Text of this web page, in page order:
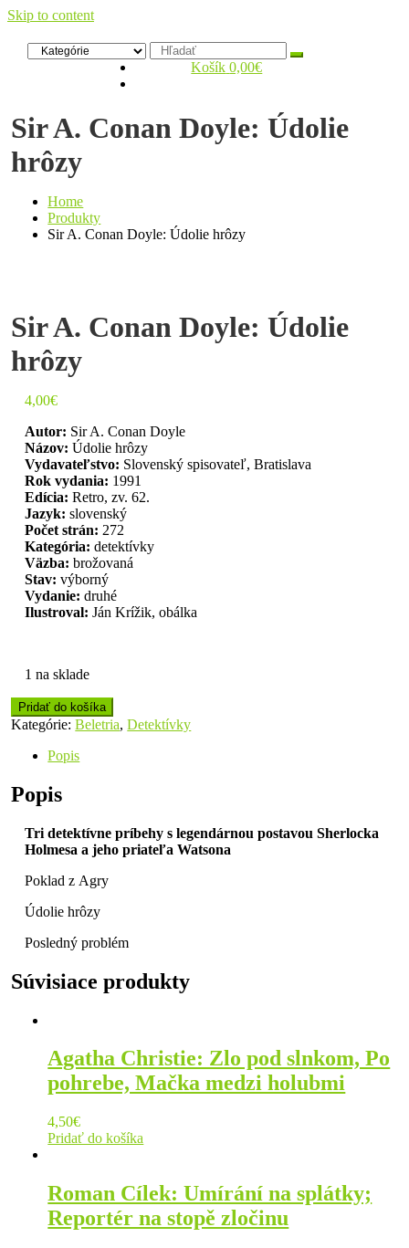
Skip to content
Zelený dom
Antikvariát Košík 0,00€
Sir A. Conan Doyle: Údolie
hrôzy
Home
Produkty
Sir A. Conan Doyle: Údolie hrôzy
Sir A. Conan Doyle: Údolie
hrôzy
4,00€
Autor: Sir A. Conan Doyle
Názov: Údolie hrôzy
Vydavateľstvo: Slovenský spisovateľ, Bratislava
Rok vydania: 1991
Edícia: Retro, zv. 62.
Jazyk: slovenský
Počet strán: 272
Kategória: detektívky
Väzba: brožovaná
Stav: výborný
Vydanie: druhé
Ilustroval: Ján Krížik, obálka
1 na sklade
Pridať do košíka
Kategórie:Beletria,Detektívky
Popis
Popis
Tri detektívne príbehy s legendárnou postavou Sherlocka
Holmesa a jeho priateľa Watsona
Poklad z Agry
Údolie hrôzy
Posledný problém
Súvisiace produkty
Agatha Christie: Zlo pod slnkom, Po
pohrebe, Mačka medzi holubmi
4,50€
Pridať do košíka
Roman Cílek: Umírání na splátky;
Reportér na stopě zločinu